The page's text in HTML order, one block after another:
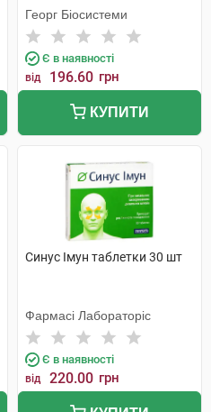
комплект
Георг Біосистеми
Є в наявності
від 196.60 грн
КУПИТИ
Синус Імун таблетки 30 шт
Фармасі Лабораторіс
Є в наявності
від 220.00 грн